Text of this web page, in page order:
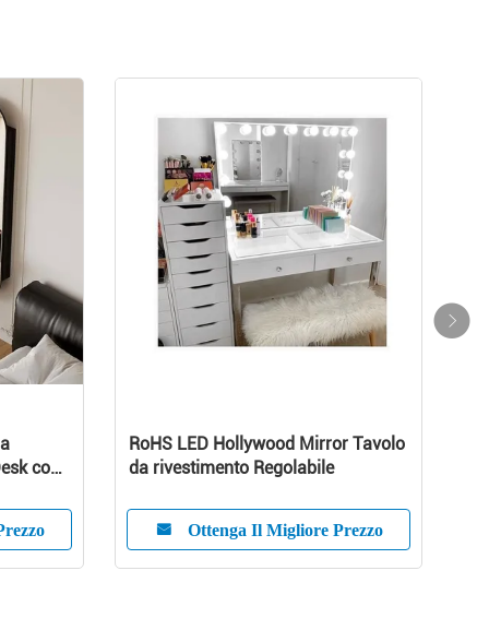
vanità
tavolo
In legno Compatto Dispositivo
Tavolo d'angolo Vanity Set
Ottenga Il Migliore Prezzo